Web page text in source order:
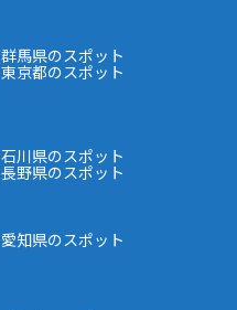
群馬県のスポット
東京都のスポット
石川県のスポット
長野県のスポット
愛知県のスポット